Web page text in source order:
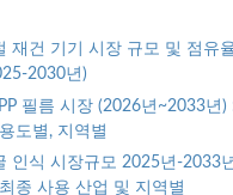
재건 기기 시장 규모 및 점유
2030년)
필름 시장 (2026년~2033년)
도별, 지역별
인식 시장규모 2025년-2033
종 사용 산업 및 지역별